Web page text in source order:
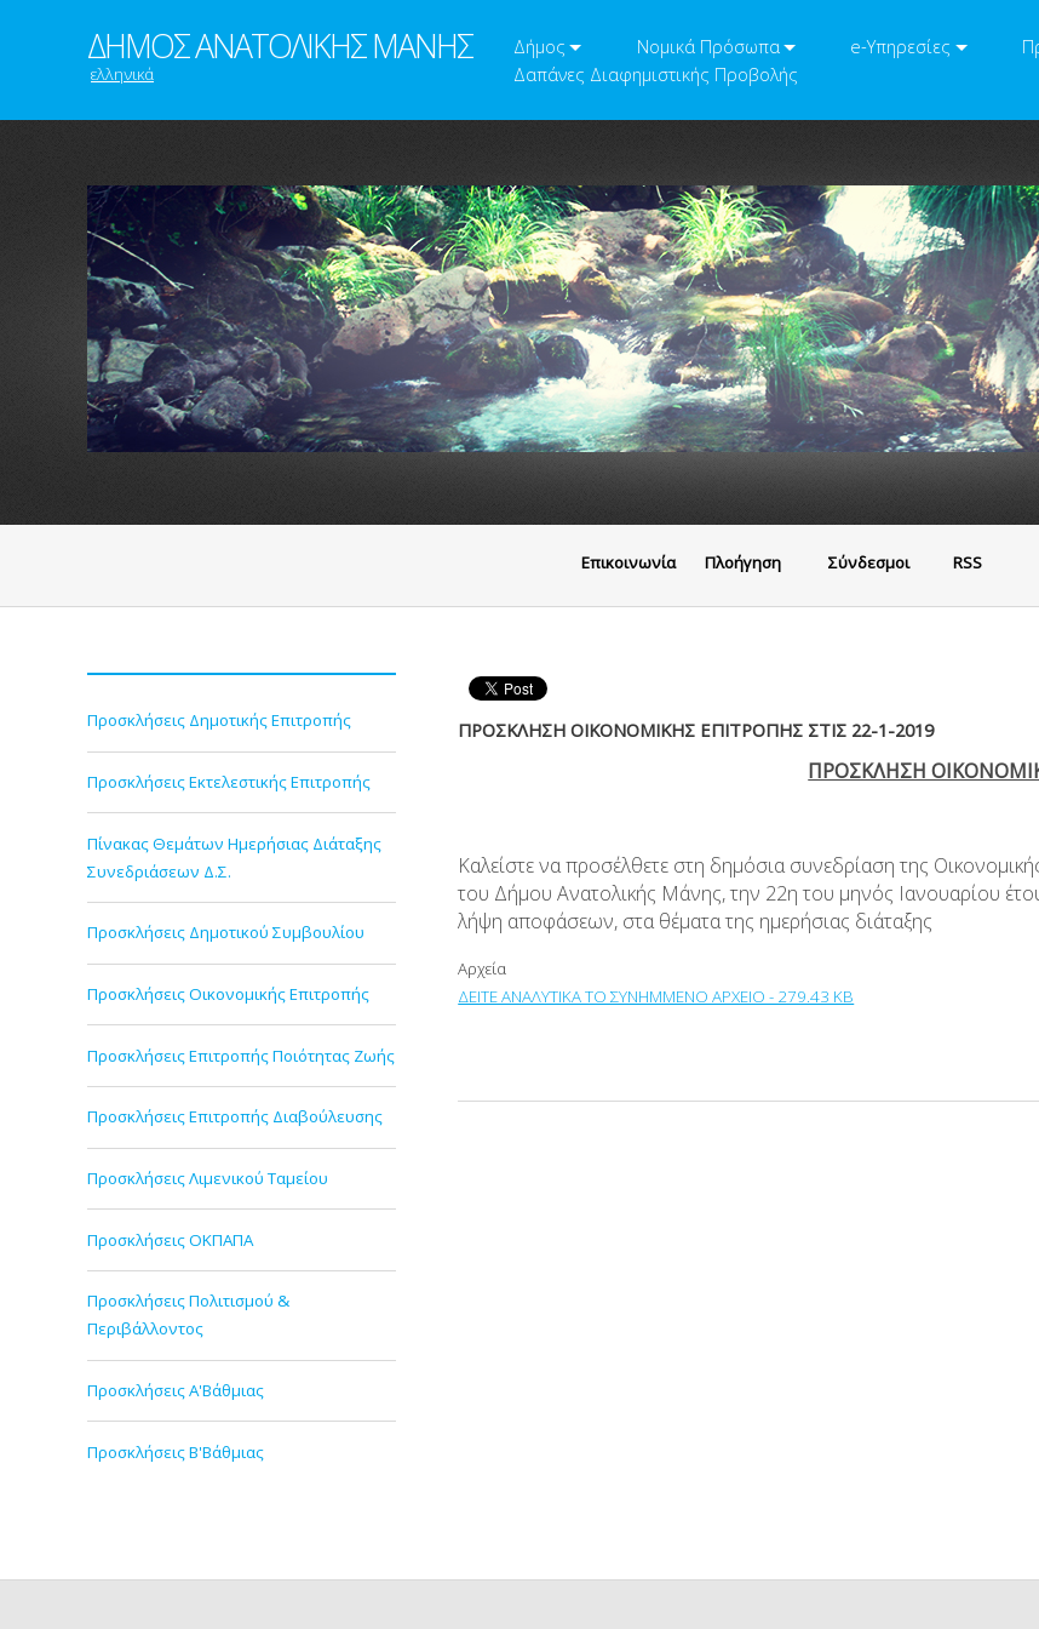
ΔΗΜΟΣ ΑΝΑΤΟΛΙΚΗΣ ΜΑΝΗΣ
ελληνικά
Δήμος Νομικά Πρόσωπα e-Υπηρεσίες
Δαπάνες Διαφημιστικής Προβολής
Eπικοινωνία Πλοήγηση Σύνδεσμοι RSS
Προσκλήσεις Δημοτικής Επιτροπής
Προσκλήσεις Εκτελεστικής Επιτροπής
Πίνακας Θεμάτων Ημερήσιας Διάταξης
Συνεδριάσεων Δ.Σ.
Προσκλήσεις Δημοτικού Συμβουλίου
Προσκλήσεις Οικονομικής Επιτροπής
Προσκλήσεις Επιτροπής Ποιότητας Ζωής
Προσκλήσεις Επιτροπής Διαβούλευσης
Προσκλήσεις Λιμενικού Ταμείου
Προσκλήσεις ΟΚΠΑΠΑ
Προσκλήσεις Πολιτισμού &
Περιβάλλοντος
Προσκλήσεις Α'Βάθμιας
Προσκλήσεις Β'Βάθμιας
ΠΡΟΣΚΛΗΣΗ ΟΙΚΟΝΟΜΙΚΗΣ ΕΠΙΤΡΟΠΗΣ ΣΤΙΣ 22-1-2019
ΠΡΟΣΚΛΗΣΗ
Καλείστε να προσέλθετε στη δημόσια συνεδρίαση της
του Δήμου Ανατολικής Μάνης, την 22η του μηνός Ιανουαρίου
λήψη αποφάσεων, στα θέματα της ημερήσιας διάταξης
Αρχεία
ΔΕΙΤΕ ΑΝΑΛΥΤΙΚΑ ΤΟ ΣΥΝΗΜΜΕΝΟ ΑΡΧΕΙΟ - 279.43 KB